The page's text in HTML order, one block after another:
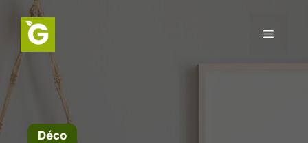
contenu
Menu
Déco